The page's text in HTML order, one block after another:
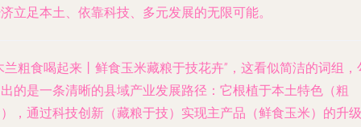
立足本土、依靠科技、多元发展的无限可能。
兰粗食喝起来丨鲜食玉米藏粮于技花卉”，这看似简洁的词组，
的是一条清晰的县域产业发展路径：它根植于本土特色（粗
，通过科技创新（藏粮于技）实现主产品（鲜食玉米）的升级